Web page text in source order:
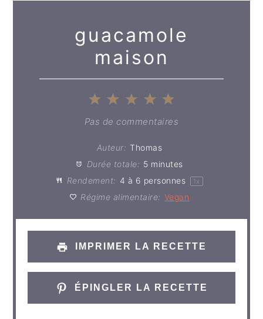
guacamole
maison
Étoiles
4
Étoiles
3
Étoiles
2
Étoiles
1
Étoile
Pas de commentaires
Auteur: Thomas
Durée totale: 5 minutes
Rendement: 4 à 6 personnes 1 x
Régime alimentaire: Vegan
IMPRIMER LA RECETTE
ÉPINGLER LA RECETTE